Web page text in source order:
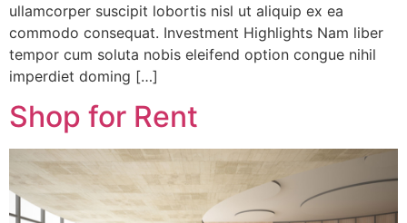
ullamcorper suscipit lobortis nisl ut aliquip ex ea
commodo consequat. Investment Highlights Nam liber
tempor cum soluta nobis eleifend option congue nihil
imperdiet doming […]
Shop for Rent